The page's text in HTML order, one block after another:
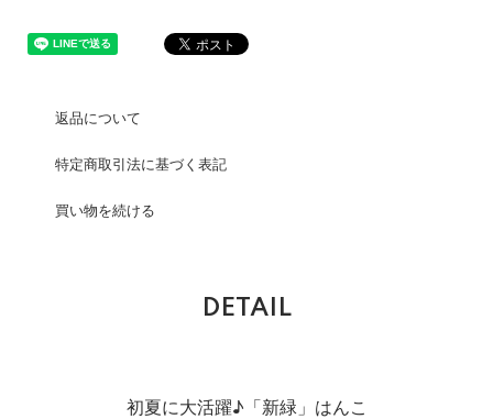
返品について
特定商取引法に基づく表記
買い物を続ける
DETAIL
初夏に大活躍♪「新緑」はんこ